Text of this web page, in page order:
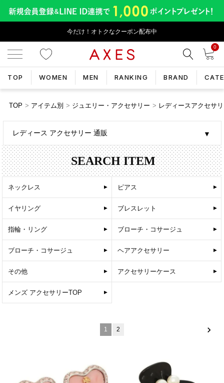
今だけ！オトクなクーポン配布中
0
TOP WOMEN MEN RANKING BRAND
TOP アイテム別 ジュエリー・アクセサリー レディースアクセサ
レディース アクセサリー 通販
SEARCH ITEM
ネックレス ピアス
イヤリング ブレスレット
指輪・リング ブローチ・コサージュ
ブローチ・コサージュ ヘアアクセサリー
その他 アクセサリーケース
メンズ アクセサリーTOP
1 2